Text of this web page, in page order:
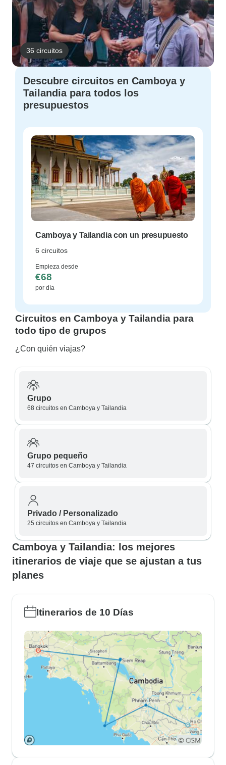
36 circuitos
Descubre circuitos en Camboya y
Tailandia para todos los
presupuestos
Camboya y Tailandia con un presupuesto
6 circuitos
Empieza desde
€68
por día
Circuitos en Camboya y Tailandia para
todo tipo de grupos
¿Con quién viajas?
Grupo
68 circuitos en Camboya y Tailandia
Grupo pequeño
47 circuitos en Camboya y Tailandia
Privado / Personalizado
25 circuitos en Camboya y Tailandia
Camboya y Tailandia: los mejores
itinerarios de viaje que se ajustan a tus
planes
Itinerarios de 10 Días